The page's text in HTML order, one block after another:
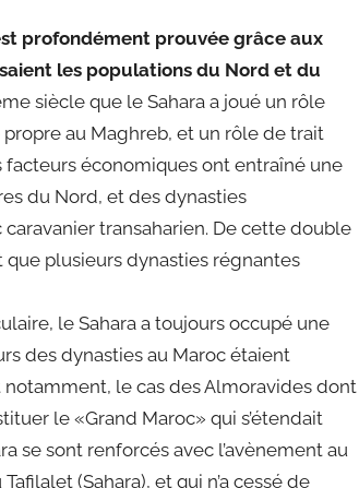
profondément prouvée grâce aux
les populations du Nord et du
siècle que le Sahara a joué un rôle
au Maghreb, et un rôle de trait
facteurs économiques ont entraîné une
du Nord, et des dynasties
transaharien. De cette double
plusieurs dynasties régnantes
le Sahara a toujours occupé une
des dynasties au Maroc étaient
notamment, le cas des Almoravides dont
le «Grand Maroc» qui s’étendait
se sont renforcés avec l’avènement au
(Sahara), et qui n’a cessé de